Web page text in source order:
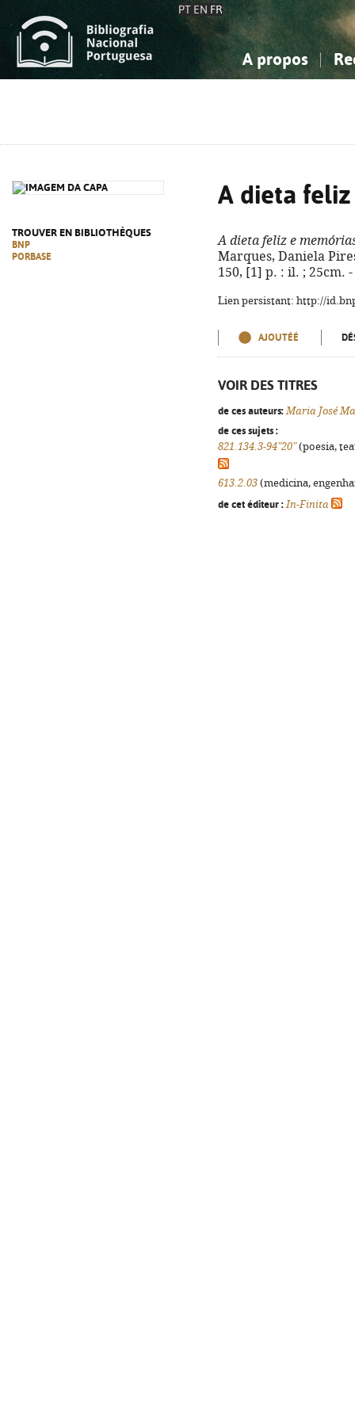
PT EN FR
A propos
TROUVER EN BIBLIOTHÈQUES
BNP
PORBASE
A dieta
A dieta feliz e
Marques, Daniela
150, [1] p. : il. ; 25cm. -
Lien persistant: http://
AJOUTÉÉ
VOIR DES TITRES
de ces auteurs: Maria José
de ces sujets :
821.134.3-94"20"(poesia,
613.2.03 (medicina,
de cet éditeur : In-Finita